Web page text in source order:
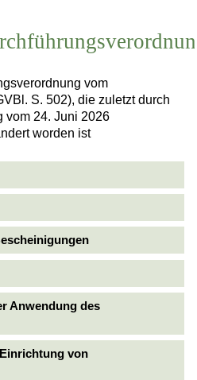
vom
S. 502), die zuletzt durch
vom 24. Juni 2026
worden ist
Anwendung des
von